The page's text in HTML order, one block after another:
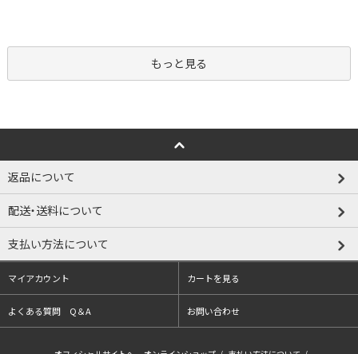
もっと見る
返品について
配送・送料について
支払い方法について
マイアカウント カートを見る
よくある質問 Q＆A お問い合わせ